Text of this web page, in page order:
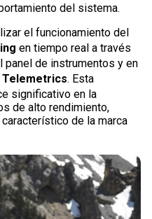
del sistema.
el funcionamiento del
en tiempo real a través
panel de instrumentos y en
Telemetrics. Esta
significativo en la
de alto rendimiento,
de la marca